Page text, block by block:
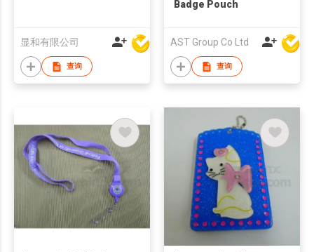
显和有限公司
查询
Badge Pouch
AST Group Co Ltd
查询